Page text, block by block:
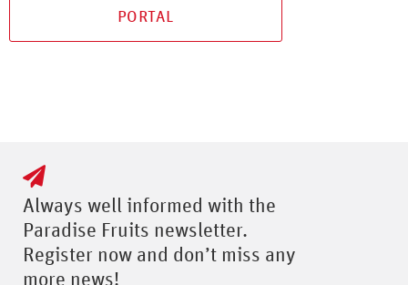
PORTAL
Always well informed with the
Paradise Fruits newsletter.
Register now and don’t miss any
more news!